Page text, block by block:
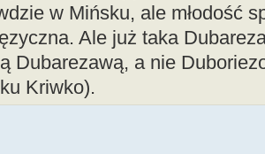
w Mińsku, ale młodość
Ale już taka
Dubarezawą, a nie
Kriwko).